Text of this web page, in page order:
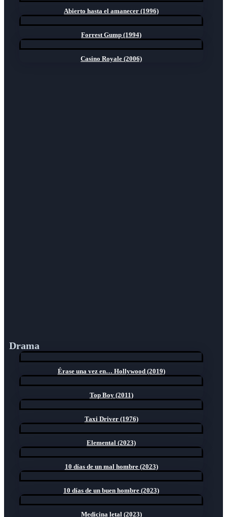
Abierto hasta el amanecer (1996)
Forrest Gump (1994)
Casino Royale (2006)
Drama
Érase una vez en… Hollywood (2019)
Top Boy (2011)
Taxi Driver (1976)
Elemental (2023)
10 días de un mal hombre (2023)
10 días de un buen hombre (2023)
Medicina letal (2023)